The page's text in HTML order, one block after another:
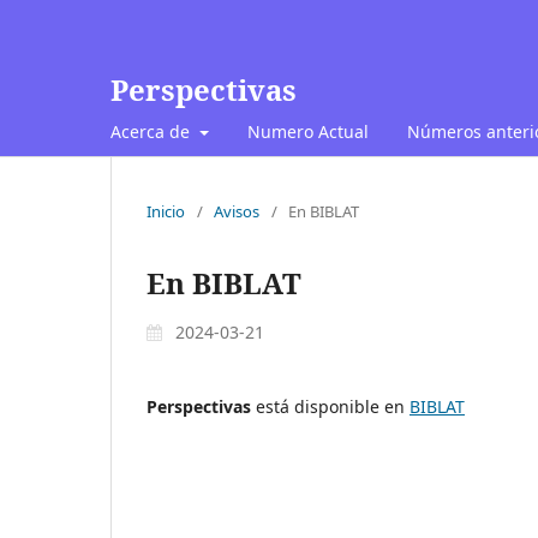
Perspectivas
Acerca de Numero Actual Números
Inicio / Avisos / En BIBLAT
En BIBLAT
2024-03-21
Perspectivas está disponible en BIBLAT